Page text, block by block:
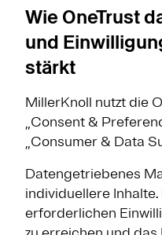
Wie OneTrust
und
stärkt
MillerKnoll nutzt die
„Consent &
„Consumer & Data
Datengetriebenes
individuellere
erforderlichen